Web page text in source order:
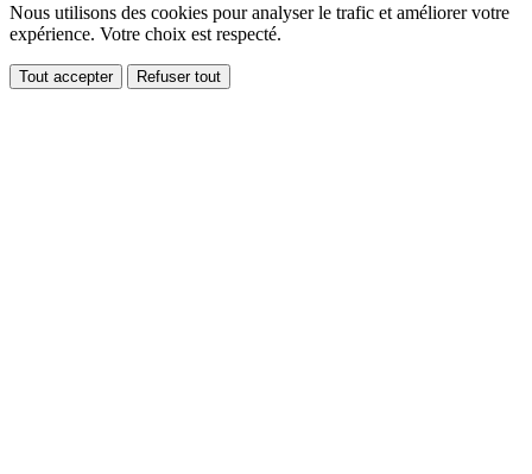
Nous utilisons des cookies pour analyser le trafic et améliorer votre
expérience. Votre choix est respecté.
Tout accepter Refuser tout